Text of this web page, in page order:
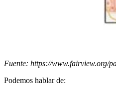
Fuente: https://www.fairview.org/
Podemos hablar de: